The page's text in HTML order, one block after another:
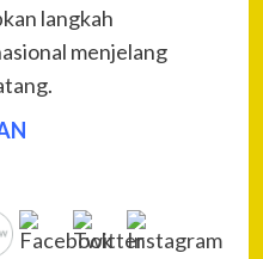
langkah
menjelang